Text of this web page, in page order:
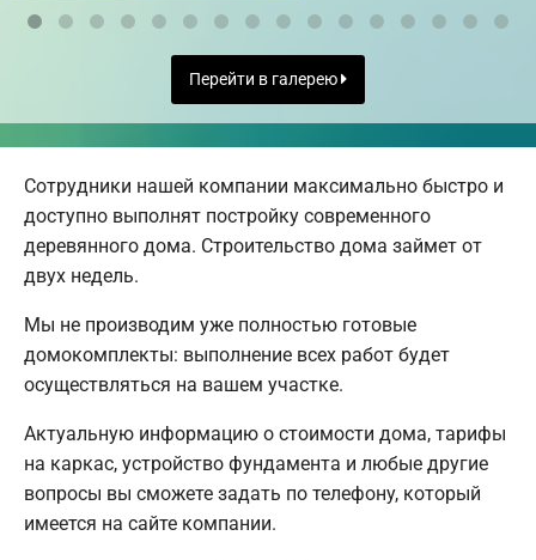
Перейти в галерею
Сотрудники нашей компании максимально быстро и
доступно выполнят постройку современного
деревянного дома. Строительство дома займет от
двух недель.
Мы не производим уже полностью готовые
домокомплекты: выполнение всех работ будет
осуществляться на вашем участке.
Актуальную информацию о стоимости дома, тарифы
на каркас, устройство фундамента и любые другие
вопросы вы сможете задать по телефону, который
имеется на сайте компании.